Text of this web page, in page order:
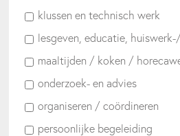
klussen en technisch werk
lesgeven, educatie,
maaltijden / koken /
onderzoek- en advies
organiseren / coördineren
persoonlijke begeleiding